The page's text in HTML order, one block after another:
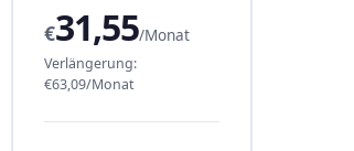
€31,55/Monat
Verlängerung:
€63,09/Monat